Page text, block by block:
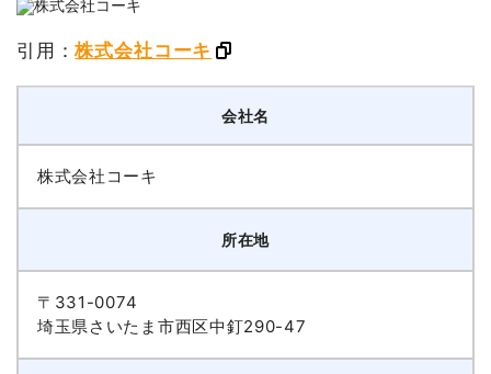
引用：株式会社コーキ
会社名
株式会社コーキ
所在地
〒331-0074
埼玉県さいたま市西区中釘290-47